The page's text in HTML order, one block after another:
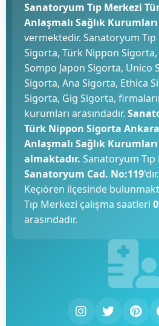
Sanatoryum Tıp Merkezi
Anlaşmalı Sağlık Kurumları
vermektedir. Sanatoryum
Sigorta, Türk Nippon
Sompo Japon Sigorta, Unico
Sigorta, Ana Sigorta, Ethica
Sigorta, Gig Sigorta,
kurumları arasındadır.
Türk Nippon Sigorta Ankara
Anlaşmalı Sağlık
almaktadır. Sanatoryum
Sanatoryum Cad. No:119
Keçıören ilçesinde
Tıp Merkezi çalışma saatleri
arasındadır.